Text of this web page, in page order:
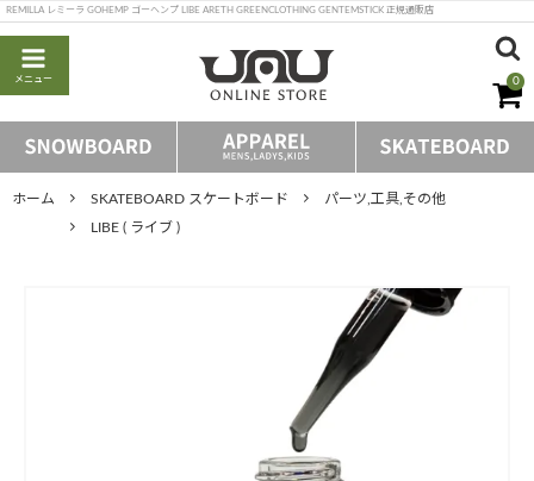
REMILLA レミーラ GOHEMP ゴーヘンプ LIBE ARETH GREENCLOTHING GENTEMSTICK 正規通販店
メニュー 0
ホーム SKATEBOARD スケートボード パーツ,工具,その他
LIBE ( ライブ )